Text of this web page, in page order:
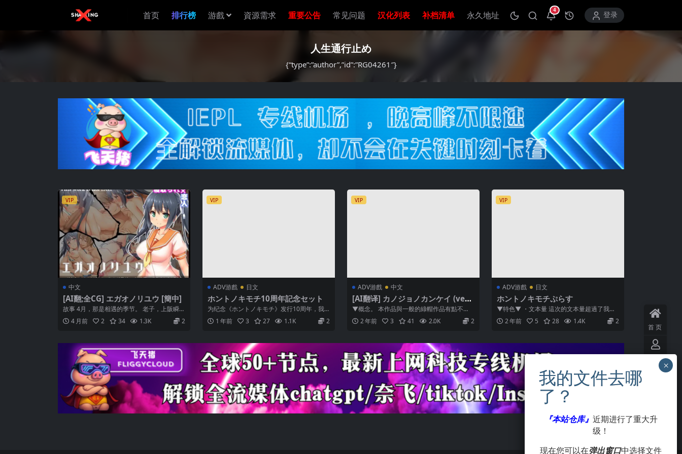
首页 排行榜 游戲 資源需求 重要公告 常见问题 汉化列表 补档清单 永久地址 4
打开通知中心登录
人生通行止め
{“type”:”author”,”id”:”RG04261″}
VIP
中文
[AI翻;全CG] エガオノリユウ [簡中]
故事 4月，那是相遇的季节。 老子，上阪瞬随
着父亲的调动，离开了一直以来生活过的...
4 月前 2 34 1.3K 2
VIP
ADV游戲 日文
ホントノキモチ10周年記念セット
为纪念《ホントノキモチ》发行10周年，我
们将在两个月的限期内以折扣价出售一系列
相...1 年前 3 27 1.1K 2
VIP
ADV游戲 中文
[AI翻译] カノジョノカンケイ (ver2
024.12.20)
▼概念。 本作品與一般的綠帽作品有點不
同、 這是一部相對較輕的綠帽「風味」作
品，...2 年前 3 41 2.0K 2
VIP
ADV游戲 日文
ホントノキモチぷらす
▼特色▼ ・文本量 這次的文本量超過了我們
圈子史上最長的『笑顏的理由（エガオノリ...
2 年前 5 28 1.4K 2
首页
用户
中心
『本站仓库』 近期进行了重大升
级！
现在您可以在弹出窗口中选择文件